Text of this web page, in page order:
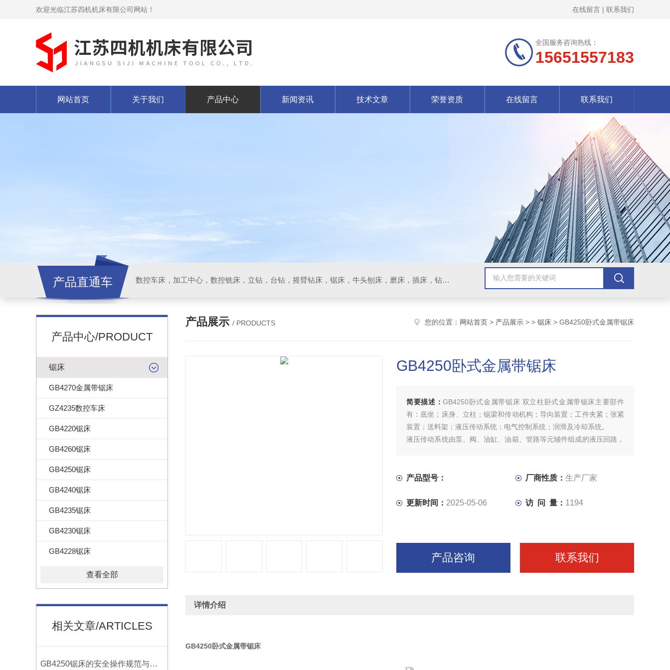
欢迎光临江苏四机机床有限公司网站！ 在线留言 | 联系我们
全国服务咨询热线：
15651557183
网站首页 关于我们 产品中心 新闻资讯 技术文章 荣誉资质 在线留言 联系我们
产品直通车 数控车床，加工中心，数控铣床，立钻，台钻，摇臂钻床，锯床，牛头刨床，磨床，插床，钻铣床，滚齿机
产品中心/PRODUCT
锯床
GB4270金属带锯床
GZ4235数控车床
GB4220锯床
GB4260锯床
GB4250锯床
GB4240锯床
GB4235锯床
GB4230锯床
GB4228锯床
查看全部
相关文章/ARTICLES
GB4250锯床的安全操作规范与注意事项
产品展示 / PRODUCTS 您的位置： 网站首页 > 产品展示 > > 锯床 > GB4250卧式金属带锯床
GB4250卧式金属带锯床
简要描述：GB4250卧式金属带锯床 双立柱卧式金属带锯床主要部件
有：底坐；床身、立柱；锯梁和传动机构；导向装置；工件夹紧；张紧
装置；送料架；液压传动系统；电气控制系统；润滑及冷却系统。
液压传动系统由泵、阀、油缸、油箱、管路等元辅件组成的液压回路，
产品型号： 厂商性质： 生产厂家
更新时间： 2025-05-06 访 问 量： 1194
产品咨询 联系我们
详情介绍
GB4250卧式金属带锯床